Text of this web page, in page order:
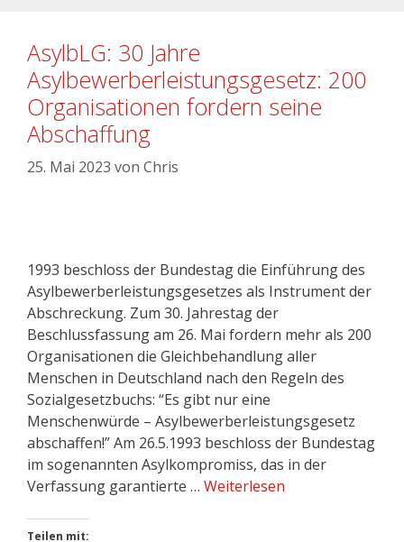
AsylbLG: 30 Jahre
Asylbewerberleistungsgesetz: 200
Organisationen fordern seine
Abschaffung
25. Mai 2023 von Chris
1993 beschloss der Bundestag die Einführung des
Asylbewerberleistungsgesetzes als Instrument der
Abschreckung. Zum 30. Jahrestag der
Beschlussfassung am 26. Mai fordern mehr als 200
Organisationen die Gleichbehandlung aller
Menschen in Deutschland nach den Regeln des
Sozialgesetzbuchs: “Es gibt nur eine
Menschenwürde – Asylbewerberleistungsgesetz
abschaffen!” Am 26.5.1993 beschloss der Bundestag
im sogenannten Asylkompromiss, das in der
Verfassung garantierte … Weiterlesen
Teilen mit: